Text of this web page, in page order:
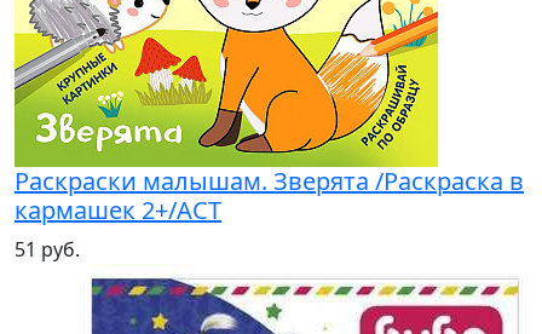
Раскраски малышам. Зверята /Раскраска в
кармашек 2+/АСТ
51 руб.